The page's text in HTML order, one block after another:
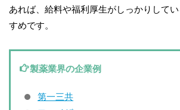
あれば、給料や福利厚生がしっかりして
すめです。
製薬業界の企業例
第一三共